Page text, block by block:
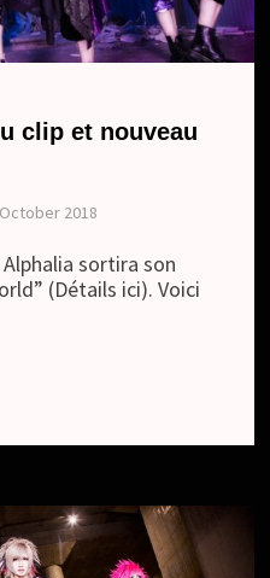
clip et nouveau
2018
sortira son
(Détails ici). Voici